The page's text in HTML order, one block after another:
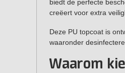
biedt de perfecte
creëert voor extra
Deze PU topcoat is
waaronder
Waarom